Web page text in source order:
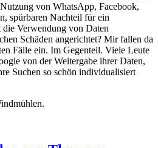
von WhatsApp, Facebook,
spürbaren Nachteil für ein
Verwendung von Daten
Schäden angerichtet? Mir fallen da
Fälle ein. Im Gegenteil. Viele Leute
von der Weitergabe ihrer Daten,
Suchen so schön individualisiert